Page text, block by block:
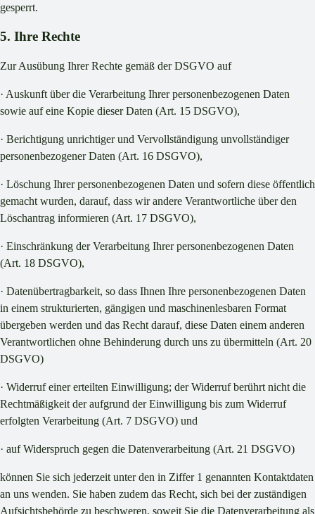
gesperrt.
5. Ihre Rechte
Zur Ausübung Ihrer Rechte gemäß der DSGVO auf
· Auskunft über die Verarbeitung Ihrer personenbezogenen Daten
sowie auf eine Kopie dieser Daten (Art. 15 DSGVO),
· Berichtigung unrichtiger und Vervollständigung unvollständiger
personenbezogener Daten (Art. 16 DSGVO),
· Löschung Ihrer personenbezogenen Daten und sofern diese öffentlich
gemacht wurden, darauf, dass wir andere Verantwortliche über den
Löschantrag informieren (Art. 17 DSGVO),
· Einschränkung der Verarbeitung Ihrer personenbezogenen Daten
(Art. 18 DSGVO),
· Datenübertragbarkeit, so dass Ihnen Ihre personenbezogenen Daten
in einem strukturierten, gängigen und maschinenlesbaren Format
übergeben werden und das Recht darauf, diese Daten einem anderen
Verantwortlichen ohne Behinderung durch uns zu übermitteln (Art. 20
DSGVO)
· Widerruf einer erteilten Einwilligung; der Widerruf berührt nicht die
Rechtmäßigkeit der aufgrund der Einwilligung bis zum Widerruf
erfolgten Verarbeitung (Art. 7 DSGVO) und
· auf Widerspruch gegen die Datenverarbeitung (Art. 21 DSGVO)
können Sie sich jederzeit unter den in Ziffer 1 genannten Kontaktdaten
an uns wenden. Sie haben zudem das Recht, sich bei der zuständigen
Aufsichtsbehörde zu beschweren, soweit Sie die Datenverarbeitung als